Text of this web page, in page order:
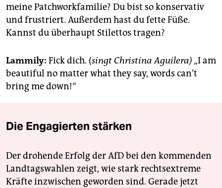
meine Patchworkfamilie? Du bist so konservativ
und frustriert. Außerdem hast du fette Füße.
Kannst du überhaupt Stilettos tragen?
Lammily: Fick dich. (singt Christina Aguilera) „I am
beautiful no matter what they say, words can’t
bring me down!“
Die Engagierten stärken
Der drohende Erfolg der AfD bei den kommenden
Landtagswahlen zeigt, wie stark rechtsextreme
Kräfte inzwischen geworden sind. Gerade jetzt